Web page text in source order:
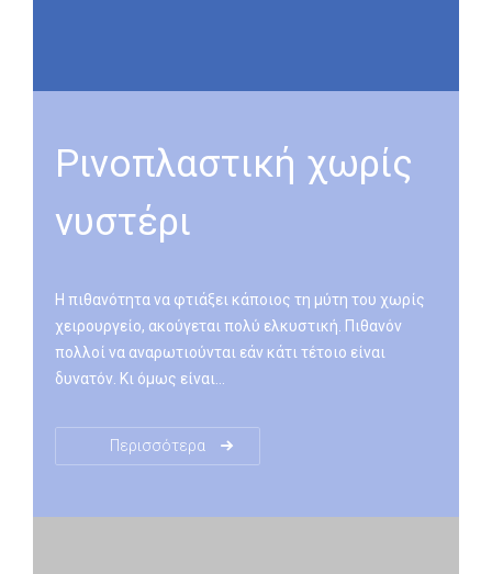
Ρινοπλαστική χωρίς
νυστέρι
Η πιθανότητα να φτιάξει κάποιος τη μύτη του χωρίς
χειρουργείο, ακούγεται πολύ ελκυστική. Πιθανόν
πολλοί να αναρωτιούνται εάν κάτι τέτοιο είναι
δυνατόν. Κι όμως είναι…
δράση στην καλύτερη τιμή. Ανακαλύψτε τα ποιοτικά
aγορά Viagra χωρίς συνταγή
Περισσότερα